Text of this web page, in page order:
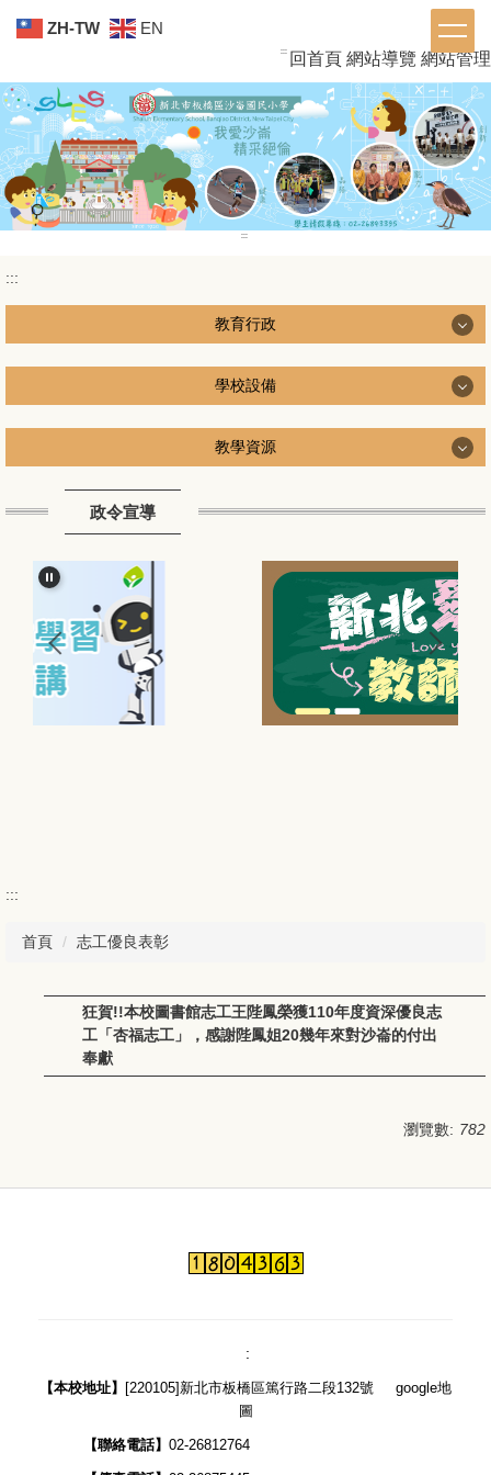
跳
到
要
內
容
區
ZH-TW EN
::: 回首頁 網站導覽 網站管理
:::
:::
教育行政
教育行政
校務行政系統
新北市公務雲
單一認證入口
本校重要行事
本校校本課程
公開授課專區
會計資訊公告專區
校園場所開放實施要點
學校設備
學校設備
設備報修系統
教學資源
教學資源
新北親師生平台
扶助教學(生)
扶助教學(師)
植物蝴蝶辨識王題庫
教育部磨課師平臺
政令宣導
:::
首頁 志工優良表彰
狂賀!!本校圖書館志工王陛鳳榮獲110年度資深優良志
工「杏福志工」，感謝陛鳳姐20幾年來對沙崙的付出
奉獻
瀏覽數: 782
:
【本校地址】 [220105]新北市板橋區篤行路二段132號
google地
圖
【聯絡電話】 02-26812764